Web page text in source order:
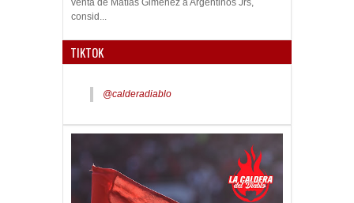
venta de Matías Giménez a Argentinos Jrs,
consid...
TIKTOK
@calderadiablo